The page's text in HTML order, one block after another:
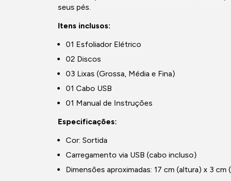
seus pés.
Itens inclusos:
01 Esfoliador Elétrico
02 Discos
03 Lixas (Grossa, Média e Fina)
01 Cabo USB
01 Manual de Instruções
Especificações:
Cor: Sortida
Carregamento via USB (cabo incluso)
Dimensões aproximadas: 17 cm (altura) x 3 cm